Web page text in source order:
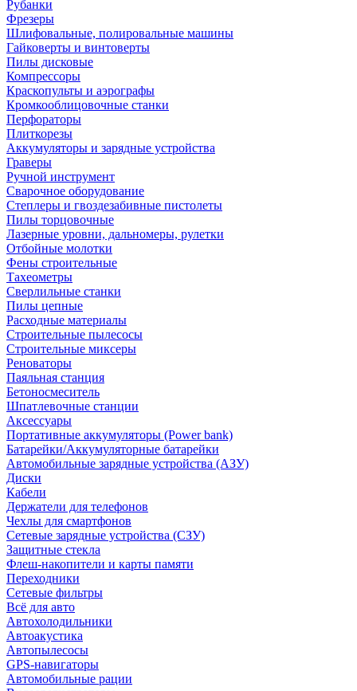
Рубанки
Фрезеры
Шлифовальные, полировальные машины
Гайковерты и винтоверты
Пилы дисковые
Компрессоры
Краскопульты и аэрографы
Кромкооблицовочные станки
Перфораторы
Плиткорезы
Аккумуляторы и зарядные устройства
Граверы
Ручной инструмент
Сварочное оборудование
Степлеры и гвоздезабивные пистолеты
Пилы торцовочные
Лазерные уровни, дальномеры, рулетки
Отбойные молотки
Фены строительные
Тахеометры
Сверлильные станки
Пилы цепные
Расходные материалы
Строительные пылесосы
Строительные миксеры
Реноваторы
Паяльная станция
Бетоносмеситель
Шпатлевочные станции
Аксессуары
Портативные аккумуляторы (Power bank)
Батарейки/Аккумуляторные батарейки
Автомобильные зарядные устройства (АЗУ)
Диски
Кабели
Держатели для телефонов
Чехлы для смартфонов
Сетевые зарядные устройства (СЗУ)
Защитные стекла
Флеш-накопители и карты памяти
Переходники
Сетевые фильтры
Всё для авто
Автохолодильники
Автоакустика
Автопылесосы
GPS-навигаторы
Автомобильные рации